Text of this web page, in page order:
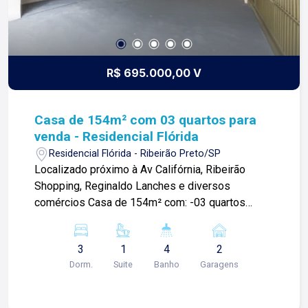
R$ 695.000,00 V
Casa de 154m² com 03 quartos para
venda - Residencial Flórida
Residencial Flórida - Ribeirão Preto/SP
Localizado próximo à Av Califórnia, Ribeirão
Shopping, Reginaldo Lanches e diversos
comércios Casa de 154m² com: -03 quartos
Cozinha com armário; -Área de serviço; -02 vagas
de garagens; Para mais informações e agendar
visita, entre em contato. Lago é Relacionamento!
3
Dorm.
1
Suite
4
Banho
2
Garagens